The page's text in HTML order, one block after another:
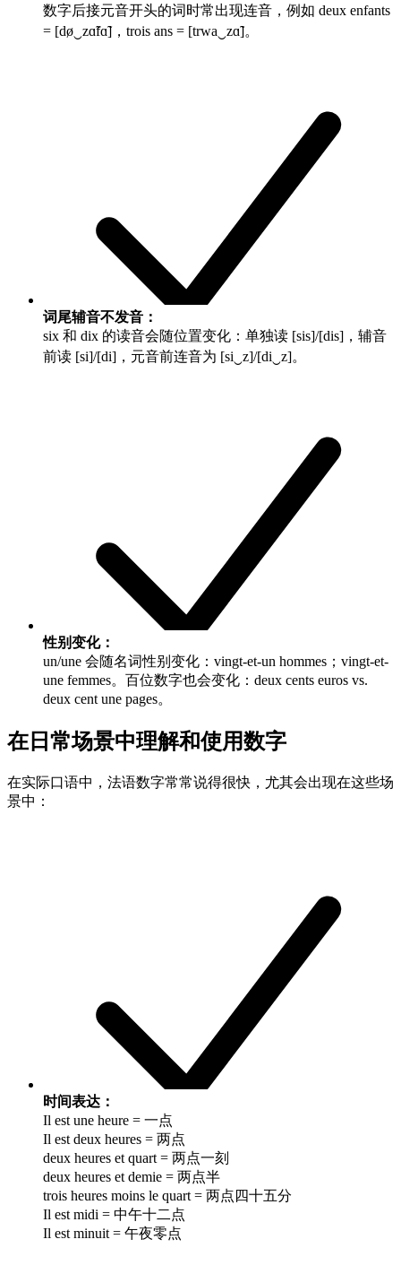
数字后接元音开头的词时常出现连音，例如 deux enfants
= [dø‿zɑ̃fɑ̃]， trois ans = [trwa‿zɑ̃]。
词尾辅音不发音：
six 和 dix 的读音会随位置变化：单独读 [sis]/[dis]，辅音
前读 [si]/[di]，元音前连音为 [si‿z]/[di‿z]。
性别变化：
un/une 会随名词性别变化： vingt-et-un hommes ； vingt-et-
une femmes。百位数字也会变化： deux cents euros vs.
deux cent une pages。
在日常场景中理解和使用数字
在实际口语中，法语数字常常说得很快，尤其会出现在这些场
景中：
时间表达：
Il est une heure = 一点
Il est deux heures = 两点
deux heures et quart = 两点一刻
deux heures et demie = 两点半
trois heures moins le quart = 两点四十五分
Il est midi = 中午十二点
Il est minuit = 午夜零点